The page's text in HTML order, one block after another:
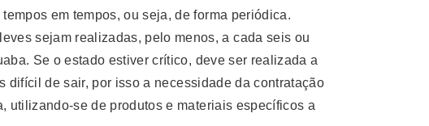
em tempos, ou seja, de forma periódica.
sejam realizadas, pelo menos, a cada seis ou
Se o estado estiver crítico, deve ser realizada a
difícil de sair, por isso a necessidade da contratação
utilizando-se de produtos e materiais específicos a